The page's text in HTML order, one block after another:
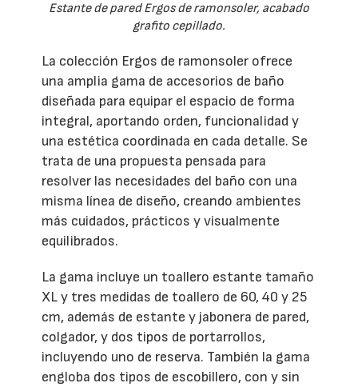
Estante de pared Ergos de ramonsoler, acabado
grafito cepillado.
La colección Ergos de ramonsoler ofrece
una amplia gama de accesorios de baño
diseñada para equipar el espacio de forma
integral, aportando orden, funcionalidad y
una estética coordinada en cada detalle. Se
trata de una propuesta pensada para
resolver las necesidades del baño con una
misma línea de diseño, creando ambientes
más cuidados, prácticos y visualmente
equilibrados.
La gama incluye un toallero estante tamaño
XL y tres medidas de toallero de 60, 40 y 25
cm, además de estante y jabonera de pared,
colgador, y dos tipos de portarrollos,
incluyendo uno de reserva. También la gama
engloba dos tipos de escobillero, con y sin